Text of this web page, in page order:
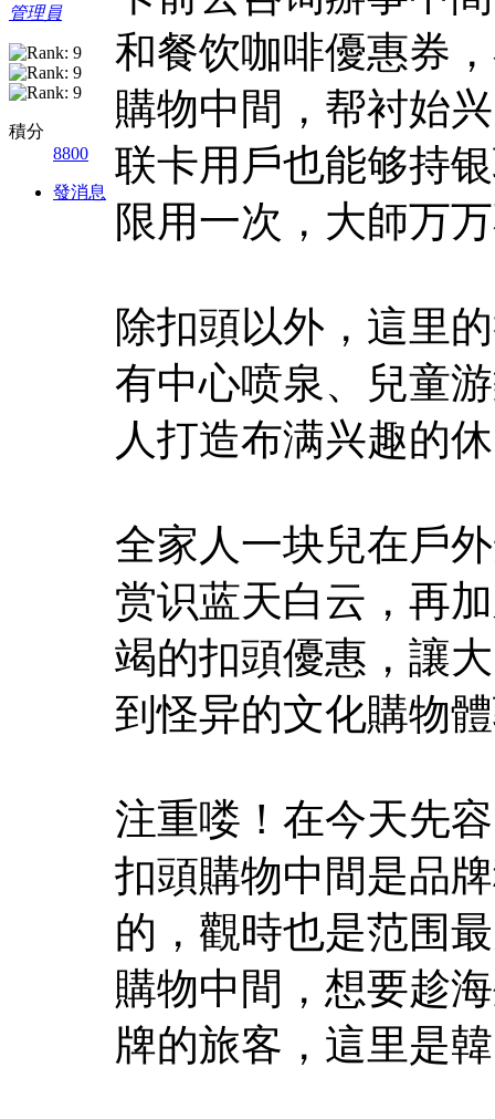
管理員
積分
8800
發消息
和餐饮咖啡優惠券
購物中間，帮衬始
联卡用戶也能够持
限用一次，大師万
除扣頭以外，這里
有中心喷泉、兒童
人打造布满兴趣的
全家人一块兒在戶
赏识蓝天白云，再
竭的扣頭優惠，讓
到怪异的文化購物
注重喽！在今天先
扣頭購物中間是品
的，觀時也是范围
購物中間，想要趁
牌的旅客，這里是